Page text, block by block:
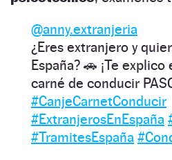
@anny.extranjeria
¿Eres extranjero y
España? 🚗 ¡Te explico
carné de conducir
#CanjeCarnetConducir
#ExtranjerosEnEspaña
#TramitesEspaña